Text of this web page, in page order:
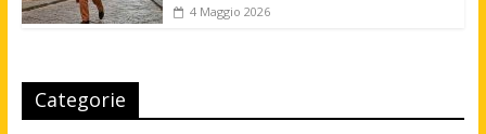
4 Maggio 2026
Categorie